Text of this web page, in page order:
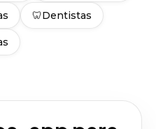
🦷Dentistas